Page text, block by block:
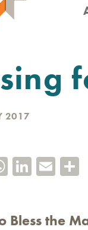
2017
WhatsApp
LinkedIn
Email
Bless the